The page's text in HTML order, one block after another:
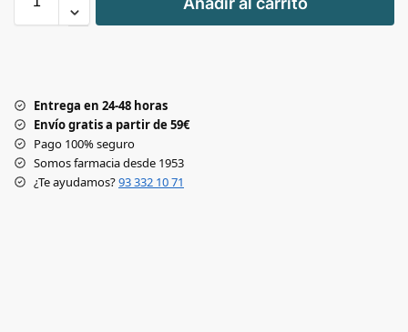
-
Entrega en 24-48 horas
Envío gratis a partir de 59€
Pago 100% seguro
Somos farmacia desde 1953
¿Te ayudamos?93 332 10 71